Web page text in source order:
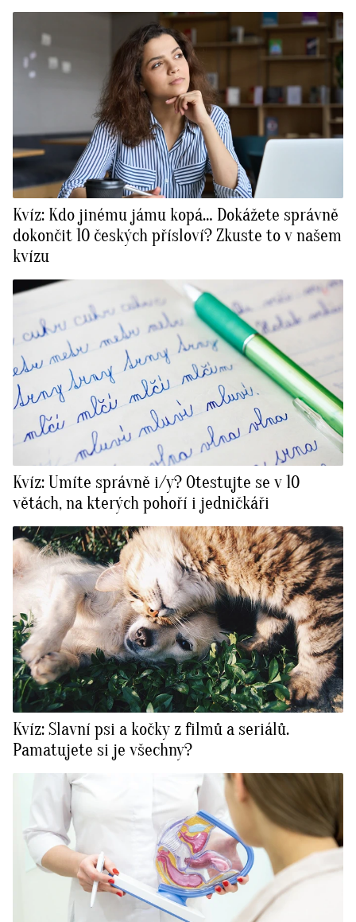
Kvíz: Kdo jinému jámu kopá… Dokážete správně
dokončit 10 českých přísloví? Zkuste to v našem
kvízu
Kvíz: Umíte správně i/y? Otestujte se v 10
větách, na kterých pohoří i jedničkáři
Kvíz: Slavní psi a kočky z filmů a seriálů.
Pamatujete si je všechny?